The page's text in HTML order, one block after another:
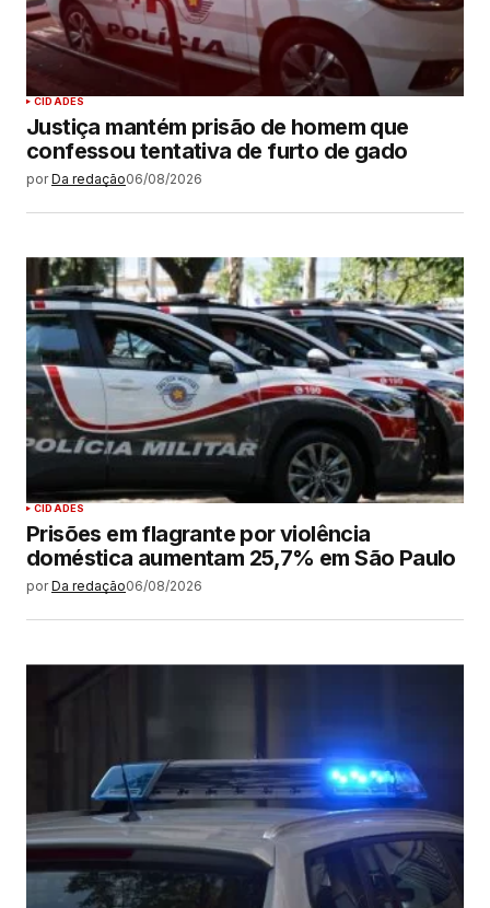
CIDADES
Justiça mantém prisão de homem que
confessou tentativa de furto de gado
por Da redação06/08/2026
CIDADES
Prisões em flagrante por violência
doméstica aumentam 25,7% em São Paulo
por Da redação06/08/2026